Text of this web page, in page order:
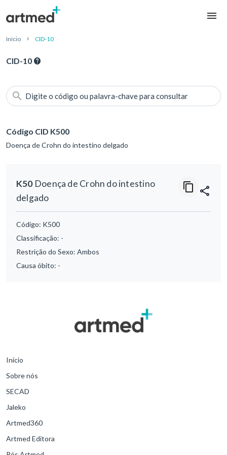
Início CID-10
CID-10
Digite o código ou palavra-chave para consultar
Código CID K500
Doença de Crohn do intestino delgado
K50Doença de Crohn do intestino
delgado
Código: K500
Classificação: -
Restrição do Sexo: Ambos
Causa óbito: -
Início
Sobre nós
SECAD
Jaleko
Artmed360
Artmed Editora